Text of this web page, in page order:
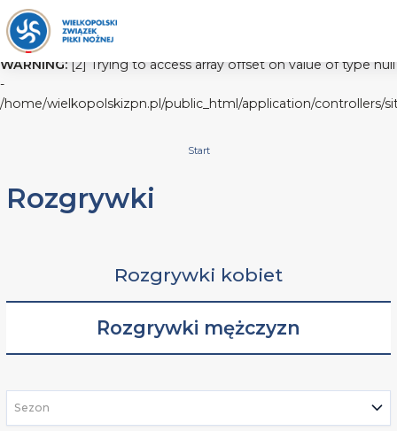
WARNING:[2] Trying to access array offset on value of type null
-
/home/wielkopolskizpn.pl/public_html/application/controllers/
Start
Rozgrywki
Rozgrywki kobiet
Rozgrywki mężczyzn
Sezon